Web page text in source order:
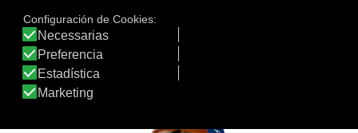
ESTADO PURO COMPLEX B…